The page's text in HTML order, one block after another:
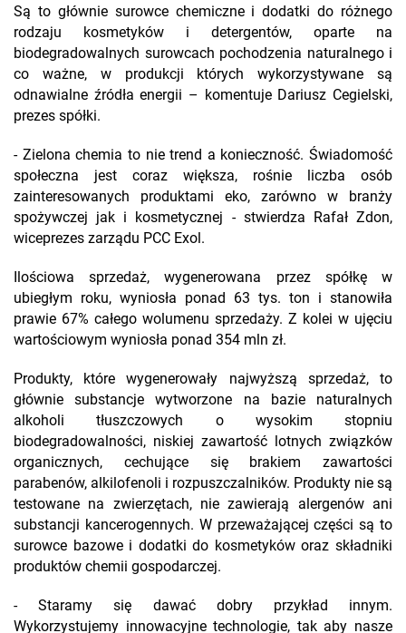
Są to głównie surowce chemiczne i dodatki do różnego
rodzaju kosmetyków i detergentów, oparte na
biodegradowalnych surowcach pochodzenia naturalnego i
co ważne, w produkcji których wykorzystywane są
odnawialne źródła energii – komentuje Dariusz Cegielski,
prezes spółki.
- Zielona chemia to nie trend a konieczność. Świadomość
społeczna jest coraz większa, rośnie liczba osób
zainteresowanych produktami eko, zarówno w branży
spożywczej jak i kosmetycznej - stwierdza Rafał Zdon,
wiceprezes zarządu PCC Exol.
Ilościowa sprzedaż, wygenerowana przez spółkę w
ubiegłym roku, wyniosła ponad 63 tys. ton i stanowiła
prawie 67% całego wolumenu sprzedaży. Z kolei w ujęciu
wartościowym wyniosła ponad 354 mln zł.
Produkty, które wygenerowały najwyższą sprzedaż, to
głównie substancje wytworzone na bazie naturalnych
alkoholi tłuszczowych o wysokim stopniu
biodegradowalności, niskiej zawartość lotnych związków
organicznych, cechujące się brakiem zawartości
parabenów, alkilofenoli i rozpuszczalników. Produkty nie są
testowane na zwierzętach, nie zawierają alergenów ani
substancji kancerogennych. W przeważającej części są to
surowce bazowe i dodatki do kosmetyków oraz składniki
produktów chemii gospodarczej.
- Staramy się dawać dobry przykład innym.
Wykorzystujemy innowacyjne technologie, tak aby nasze